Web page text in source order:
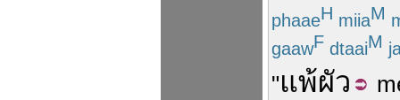
phaaeH miiaM
gaawF dtaaiM
"แพ้ผัว